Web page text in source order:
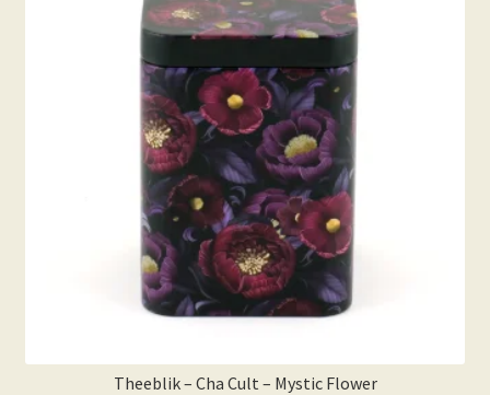
Theeblik – Cha Cult – Mystic Flower